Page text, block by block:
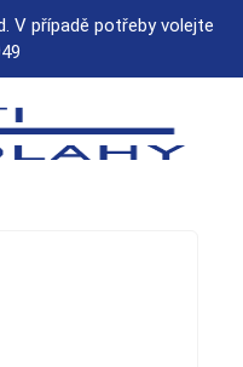
V případě potřeby volejte